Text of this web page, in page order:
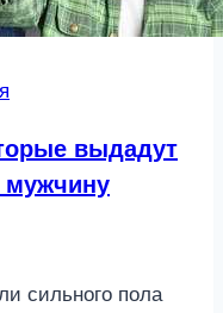
выдадут
мужчину
сильного пола